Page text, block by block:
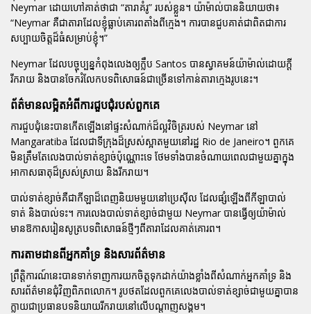
Neymar ដោយហៅគាត់ថាជា “តារាគំរូ” របស់ខ្លួន។ យ៉ាម៉ាល់បាននិយាយថា៖
“Neymar គឺជាតារាដែលខ្ញុំធ្លាប់គោរពតាំងពីក្មេង។ ការបានជួបគាត់ជាពិតជាការ
សប្បាយចិត្តដ៏ធំសម្រាប់ខ្ញុំ។”
Neymar ដែលបច្ចុប្បន្នកំពុងលេងឲ្យក្លឹប Santos បានស្វាគមន៍យ៉ាម៉ាល់ដោយក្តី
រីករាយ និងបានចែករំលែកបទពិសោធន៍ជាច្រើនទៅកាន់តារាក្មេងរូបនេះ។
ព័ត៌មានលម្អិតអំពីការជួបជុំរបស់ពួកគេ
ការជួបជុំនេះបានកើតឡើងនៅផ្ទះសំណាក់ដ៏ល្អវិចិត្ររបស់ Neymar នៅ
Mangaratiba ដែលជាទីក្រុងដ៏ស្រស់ស្អាតមួយនៅរដ្ឋ Rio de Janeiro។ ពួកគេ
មិនត្រឹមតែលេងបាល់ទាត់ខ្សាច់ប៉ុណ្ណោះទេ ថែមទាំងបានចំណាយពេលជាមួយគ្នាក្នុង
អាកាសធាតុដ៏ស្រស់ស្រាយ និងរីករាយ។
បាល់ទាត់ខ្សាច់គឺជាកីឡាដ៏ពេញនិយមមួយនៅប្រេស៊ីល ដែលផ្សំឡើងពីកីឡាបាល់
ទាត់ និងបាល់ទះ។ ការលេងបាល់ទាត់ខ្សាច់ជាមួយ Neymar បានធ្វើឲ្យយ៉ាម៉ាល់
មានឱកាសរៀនសូត្របទពិសោធន៍ថ្មីៗពីតារាដែលគាត់គោរព។
ការតាមដានពីអ្នកគាំទ្រ និងសារព័ត៌មាន
ព្រឹត្តិការណ៍នេះបានទាក់ទាញការយកចិត្តទុកដាក់យ៉ាងខ្លាំងពីសំណាក់អ្នកគាំទ្រ និង
សារព័ត៌មានជុំវិញពិភពលោក។ រូបថតដែលពួកគេលេងបាល់ទាត់ខ្សាច់ជាមួយគ្នាបាន
ក្លាយជាប្រធានបទនិយាយរីករាយនៅលើបណ្តាញសង្គម។